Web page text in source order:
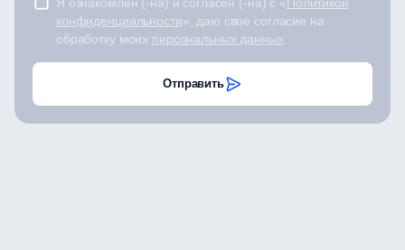
конфиденциальности», даю свое согласие на
обработку моих персональных данных
Отправить